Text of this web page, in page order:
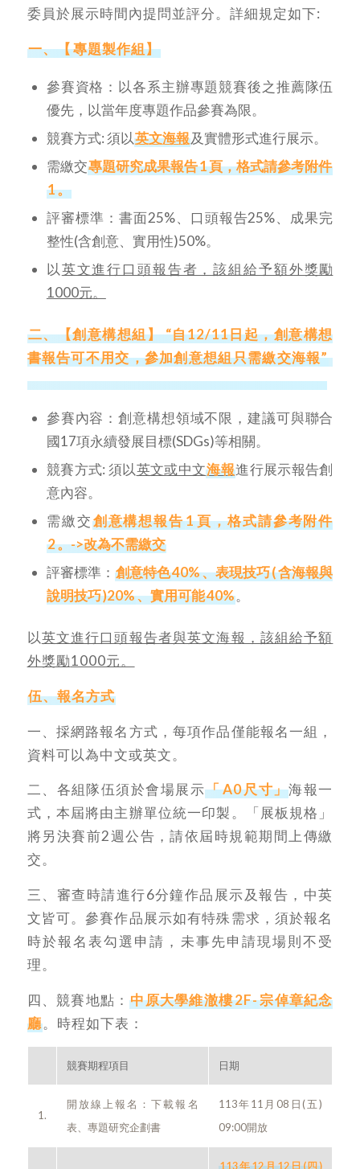
委員於展示時間內提問並評分。詳細規定如下:
一、【專題製作組】
參賽資格：以各系主辦專題競賽後之推薦隊伍
優先，以當年度專題作品參賽為限。
競賽方式: 須以英文海報及實體形式進行展示。
需繳交專題研究成果報告1頁，格式請參考附件
1。
評審標準：書面25%、口頭報告25%、成果完
整性(含創意、實用性)50%。
以英文進行口頭報告者，該組給予額外獎勵
1000元。
二、【創意構想組】 “自12/11日起，創意構想
書報告可不用交，參加創意想組只需繳交海報”
參賽內容：創意構想領域不限，建議可與聯合
國17項永續發展目標(SDGs)等相關。
競賽方式: 須以英文或中文海報進行展示報告創
意內容。
需繳交創意構想報告1頁，格式請參考附件
2。->改為不需繳交
評審標準： 創意特色40%、表現技巧(含海報與
說明技巧)20%、實用可能40%。
以英文進行口頭報告者與英文海報，該組給予額
外獎勵1000元。
伍、報名方式
一、採網路報名方式，每項作品僅能報名一組，
資料可以為中文或英文。
二、各組隊伍須於會場展示「A0尺寸」海報一
式，本屆將由主辦單位統一印製。「展板規格」
將另決賽前2週公告，請依屆時規範期間上傳繳
交。
三、審查時請進行6分鐘作品展示及報告，中英
文皆可。參賽作品展示如有特殊需求，須於報名
時於報名表勾選申請，未事先申請現場則不受
理。
四、競賽地點：中原大學維澈樓2F-宗倬章紀念
廳。時程如下表：
競賽期程項目 日期
1.
開放線上報名：下載報名
表、專題研究企劃書
113年11月08日(五)
09:00開放
113年12月12日(四)